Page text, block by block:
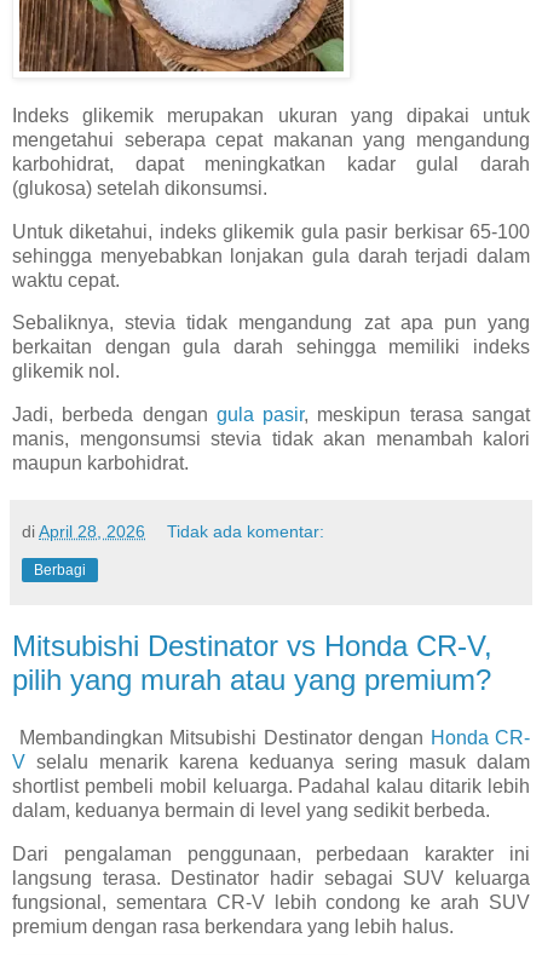
Indeks glikemik merupakan ukuran yang dipakai untuk
mengetahui seberapa cepat makanan yang mengandung
karbohidrat, dapat meningkatkan kadar gulal darah
(glukosa) setelah dikonsumsi.
Untuk diketahui, indeks glikemik gula pasir berkisar 65-100
sehingga menyebabkan lonjakan gula darah terjadi dalam
waktu cepat.
Sebaliknya, stevia tidak mengandung zat apa pun yang
berkaitan dengan gula darah sehingga memiliki indeks
glikemik nol.
Jadi, berbeda dengan gula pasir, meskipun terasa sangat
manis, mengonsumsi stevia tidak akan menambah kalori
maupun karbohidrat.
diApril 28, 2026 Tidak ada komentar:
Berbagi
Mitsubishi Destinator vs Honda CR-V,
pilih yang murah atau yang premium?
Membandingkan Mitsubishi Destinator dengan Honda CR-
V selalu menarik karena keduanya sering masuk dalam
shortlist pembeli mobil keluarga. Padahal kalau ditarik lebih
dalam, keduanya bermain di level yang sedikit berbeda.
Dari pengalaman penggunaan, perbedaan karakter ini
langsung terasa. Destinator hadir sebagai SUV keluarga
fungsional, sementara CR-V lebih condong ke arah SUV
premium dengan rasa berkendara yang lebih halus.